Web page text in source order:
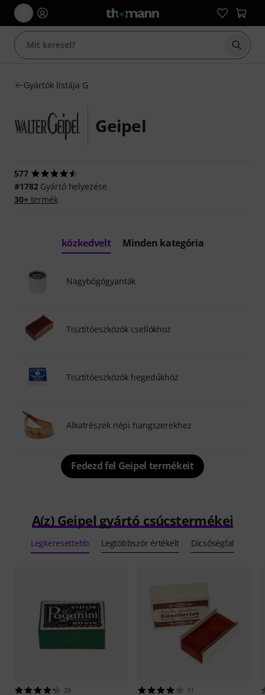
Gyártók listája G
Geipel
577
#1782Gyártó helyezése
30+termék
közkedvelt Minden kategória
Nagybőgőgyanták
Tisztítóeszközök csellókhoz
Tisztítóeszközök hegedűkhöz
Alkatrészek népi hangszerekhez
Fedezd fel Geipel termékeit
A(z) Geipel gyártó csúcstermékei
Legkeresettebb Legtöbbször értékelt Dicsőségfal
25 11